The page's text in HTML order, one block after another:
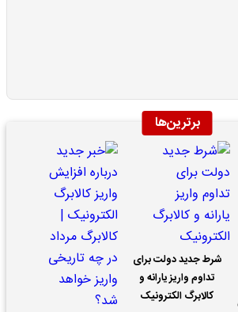
برترین‌ها
شرط جدید دولت برای
تداوم واریز یارانه و
کالابرگ الکترونیک